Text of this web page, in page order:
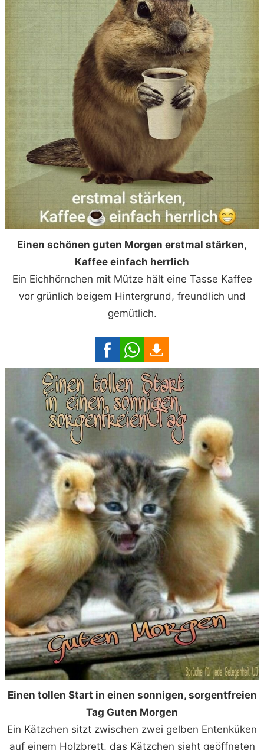
Einen schönen guten Morgen erstmal stärken,
Kaffee einfach herrlich
Ein Eichhörnchen mit Mütze hält eine Tasse Kaffee
vor grünlich beigem Hintergrund, freundlich und
gemütlich.
Einen tollen Start in einen sonnigen, sorgentfreien
Tag Guten Morgen
Ein Kätzchen sitzt zwischen zwei gelben Entenküken
auf einem Holzbrett, das Kätzchen sieht geöffneten